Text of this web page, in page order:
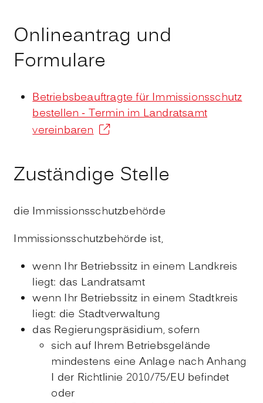
Onlineantrag und
Formulare
Betriebsbeauftragte für Immissionsschutz
bestellen - Termin im Landratsamt
vereinbaren
Zuständige Stelle
die Immissionsschutzbehörde
Immissionsschutzbehörde ist,
wenn Ihr Betriebssitz in einem Landkreis
liegt: das Landratsamt
wenn Ihr Betriebssitz in einem Stadtkreis
liegt: die Stadtverwaltung
das Regierungspräsidium, sofern
sich auf Ihrem Betriebsgelände
mindestens eine Anlage nach Anhang
I der Richtlinie 2010/75/EU befindet
oder